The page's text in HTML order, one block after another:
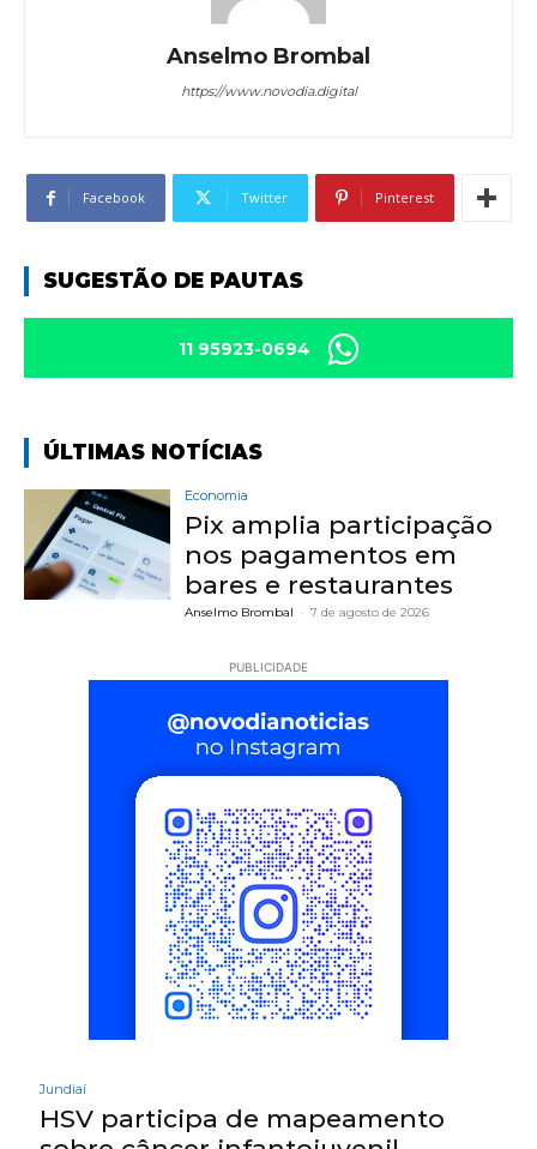
Anselmo Brombal
https://www.novodia.digital
Facebook Twitter Pinterest
SUGESTÃO DE PAUTAS
11 95923-0694
ÚLTIMAS NOTÍCIAS
Economia
Pix amplia participação
nos pagamentos em
bares e restaurantes
Anselmo Brombal - 7 de agosto de 2026
PUBLICIDADE
Jundiaí
HSV participa de mapeamento